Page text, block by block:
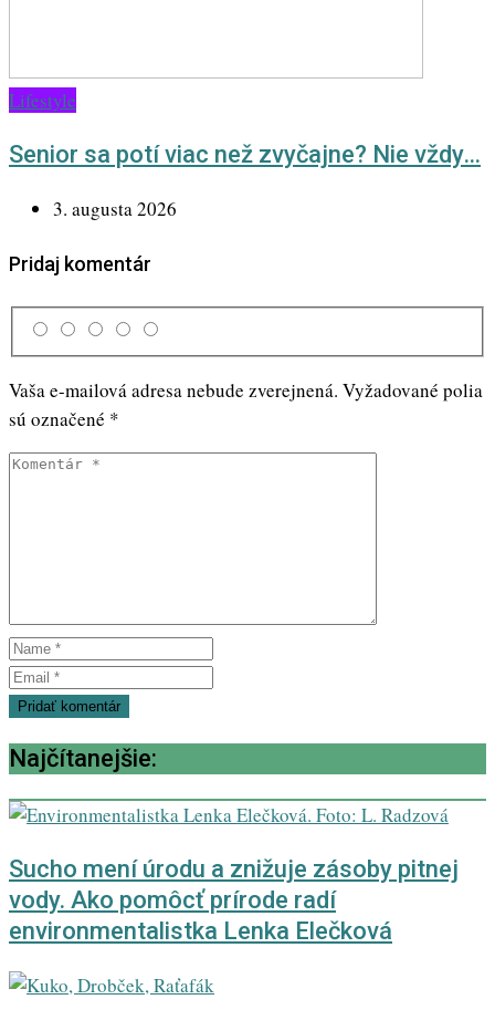
Lifestyle
Senior sa potí viac než zvyčajne? Nie vždy…
3. augusta 2026
Pridaj komentár
Vaša e-mailová adresa nebude zverejnená. Vyžadované polia
sú označené *
Najčítanejšie:
Sucho mení úrodu a znižuje zásoby pitnej
vody. Ako pomôcť prírode radí
environmentalistka Lenka Elečková